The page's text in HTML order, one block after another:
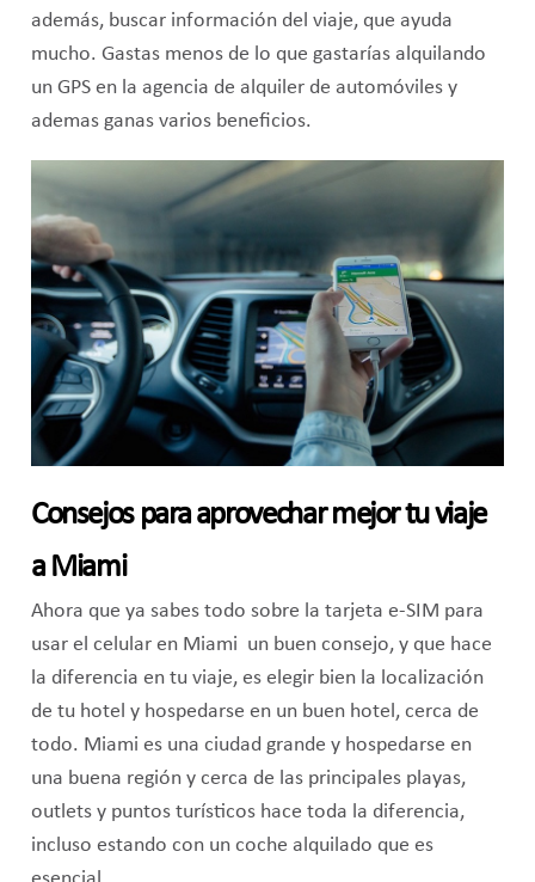
además, buscar información del viaje, que ayuda
mucho. Gastas menos de lo que gastarías alquilando
un GPS en la agencia de alquiler de automóviles y
ademas ganas varios beneficios.
Consejos para aprovechar mejor tu viaje
a Miami
Ahora que ya sabes todo sobre la tarjeta e-SIM para
usar el celular en Miami un buen consejo, y que hace
la diferencia en tu viaje, es elegir bien la localización
de tu hotel y hospedarse en un buen hotel, cerca de
todo. Miami es una ciudad grande y hospedarse en
una buena región y cerca de las principales playas,
outlets y puntos turísticos hace toda la diferencia,
incluso estando con un coche alquilado que es